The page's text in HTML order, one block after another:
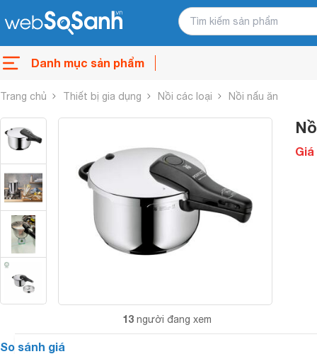
Danh mục sản phẩm
Trang chủ Thiết bị gia dụng Nồi các loại Nồi nấu ăn
13 người đang xem
Giá
So sánh giá